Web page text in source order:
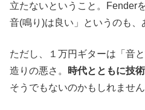
立たないということ。Fender
音(鳴り)は良い」というのも、
ただし、１万円ギターは「音
造りの悪さ。
時代とともに技
そうでもないのかもしれません